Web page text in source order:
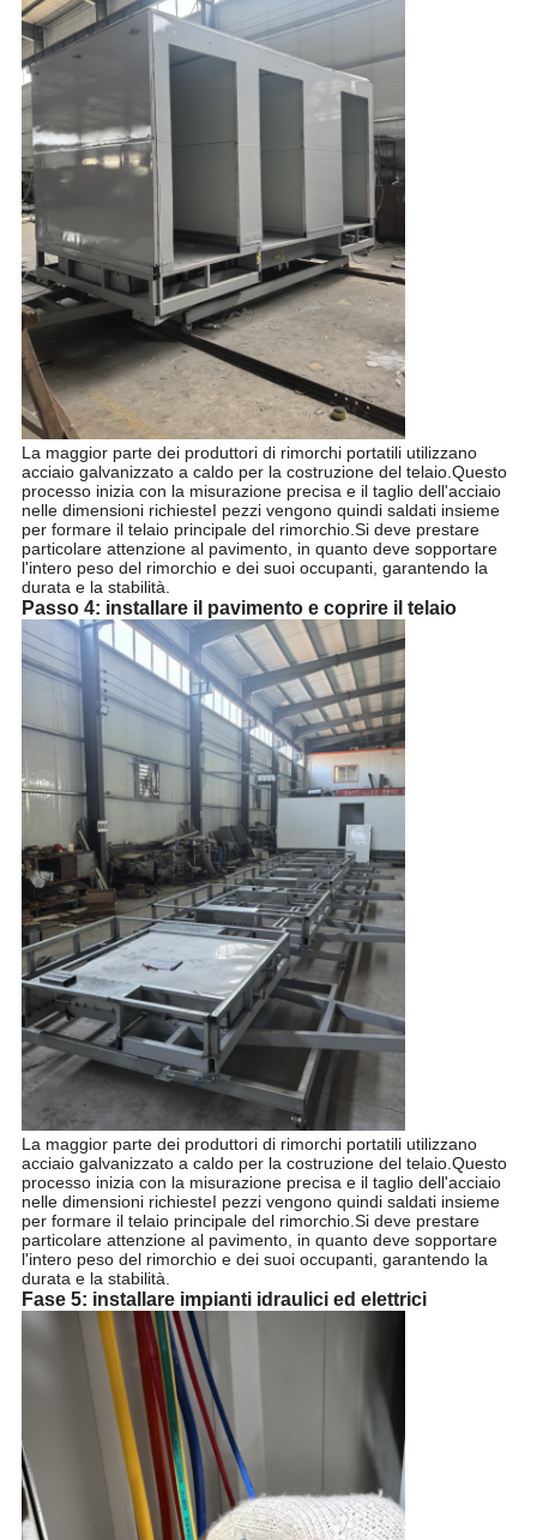
La maggior parte dei produttori di rimorchi portatili utilizzano
acciaio galvanizzato a caldo per la costruzione del telaio.Questo
processo inizia con la misurazione precisa e il taglio dell'acciaio
nelle dimensioni richiesteI pezzi vengono quindi saldati insieme
per formare il telaio principale del rimorchio.Si deve prestare
particolare attenzione al pavimento, in quanto deve sopportare
l'intero peso del rimorchio e dei suoi occupanti, garantendo la
durata e la stabilità.
Passo 4: installare il pavimento e coprire il telaio
La maggior parte dei produttori di rimorchi portatili utilizzano
acciaio galvanizzato a caldo per la costruzione del telaio.Questo
processo inizia con la misurazione precisa e il taglio dell'acciaio
nelle dimensioni richiesteI pezzi vengono quindi saldati insieme
per formare il telaio principale del rimorchio.Si deve prestare
particolare attenzione al pavimento, in quanto deve sopportare
l'intero peso del rimorchio e dei suoi occupanti, garantendo la
durata e la stabilità.
Fase 5: installare impianti idraulici ed elettrici